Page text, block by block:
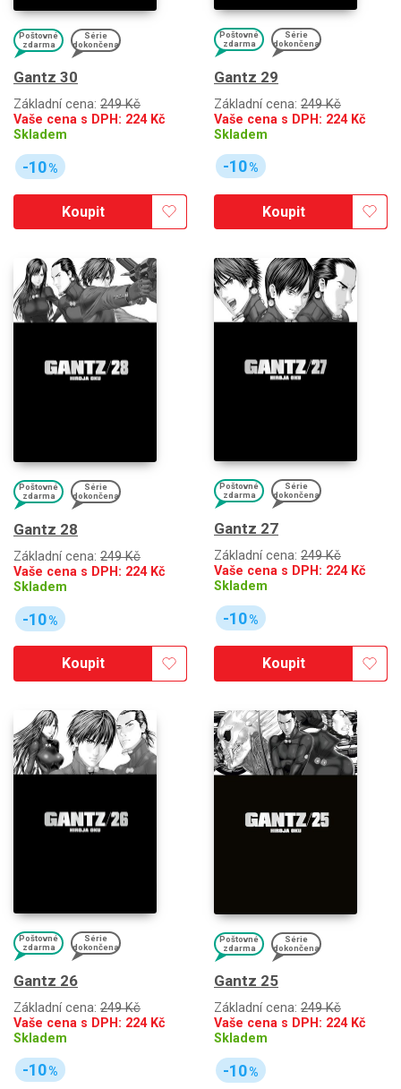
Poštovné
zdarma
Série
dokončena
Gantz 30
Základní cena: 249 Kč
Vaše cena s DPH: 224Kč
Skladem
-10%
Koupit
Poštovné
zdarma
Série
dokončena
Gantz 29
Základní cena: 249 Kč
Vaše cena s DPH: 224Kč
Skladem
-10%
Koupit
Poštovné
zdarma
Série
dokončena
Gantz 28
Základní cena: 249 Kč
Vaše cena s DPH: 224Kč
Skladem
-10%
Koupit
Poštovné
zdarma
Série
dokončena
Gantz 27
Základní cena: 249 Kč
Vaše cena s DPH: 224Kč
Skladem
-10%
Koupit
Poštovné
zdarma
Série
dokončena
Gantz 26
Základní cena: 249 Kč
Vaše cena s DPH: 224Kč
Skladem
-10%
Poštovné
zdarma
Série
dokončena
Gantz 25
Základní cena: 249 Kč
Vaše cena s DPH: 224Kč
Skladem
-10%